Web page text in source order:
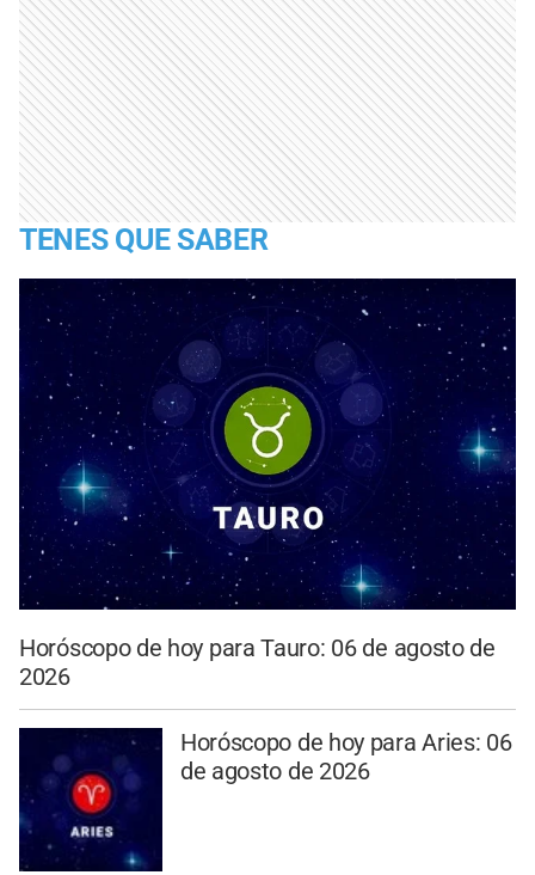
TENES QUE SABER
Horóscopo de hoy para Tauro: 06 de agosto de
2026
Horóscopo de hoy para Aries: 06
de agosto de 2026